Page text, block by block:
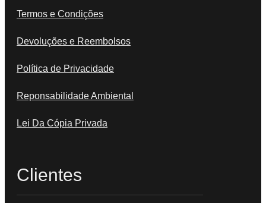
Termos e Condições
Devoluções e Reembolsos
Política de Privacidade
Reponsabilidade Ambiental
Lei Da Cópia Privada
Clientes